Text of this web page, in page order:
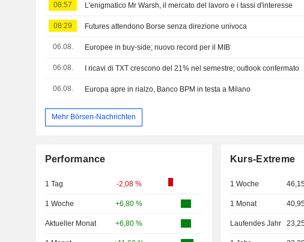
08:57 L'enigmatico Mr Warsh, il mercato del lavoro e i tassi d'interesse
08:29 Futures attendono Borse senza direzione univoca
06.08. Europee in buy-side; nuovo record per il MIB
06.08. I ricavi di TXT crescono del 21% nel semestre; outlook confermato
06.08. Europa apre in rialzo, Banco BPM in testa a Milano
Mehr Börsen-Nachrichten
Performance
1 Tag -2,08 %
1 Woche +6,80 %
Aktueller Monat +6,80 %
Kurs-Extreme
1 Woche 46,15
1 Monat 40,95
Laufendes Jahr 23,25